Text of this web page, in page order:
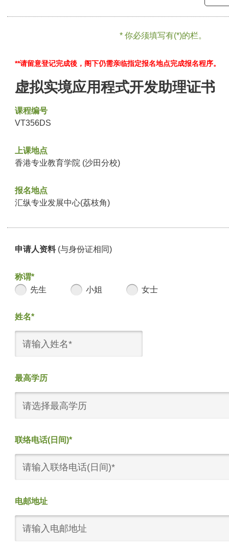
* 你必须填写有(*)的栏。
**请留意登记完成後，阁下仍需亲临指定报名地点完成报名程序。
虚拟实境应用程式开发助理证书
课程编号
VT356DS
上课地点
香港专业教育学院 (沙田分校)
报名地点
汇纵专业发展中心(荔枝角)
申请人资料 (与身份证相同)
称谓*
先生
小姐 女士
姓名*
最高学历
请选择最高学历
联络电话(日间)*
电邮地址